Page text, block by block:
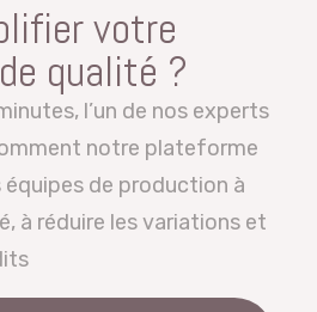
dans le monde entier et
fournir une assistance
langues.
Service Manager.
l’importation et
et vers Excel, des fichiers
Nous nous
avec OEE, ERP, LIMS,
votre
qualité ?
l’un de nos experts
notre plateforme
équipes de production à
à réduire les variations et